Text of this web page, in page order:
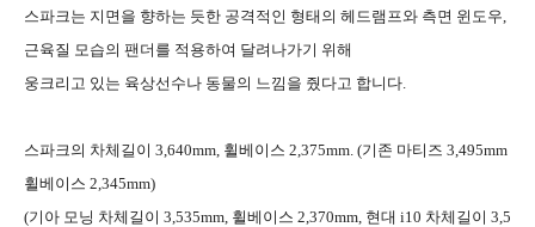
스파크는 지면을 향하는 듯한 공격적인 형태의 헤드램프와 측면 윈도우,
근육질 모습의 팬더를 적용하여 달려나가기 위해
웅크리고 있는 육상선수나 동물의 느낌을 줬다고 합니다.
스파크의 차체길이 3,640mm, 휠베이스 2,375mm. (기존 마티즈 3,495mm
휠베이스 2,345mm)
(기아 모닝 차체길이 3,535mm, 휠베이스 2,370mm, 현대 i10 차체길이 3,5